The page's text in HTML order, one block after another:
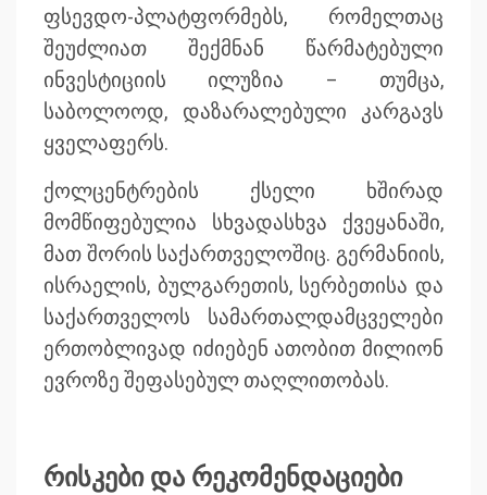
ფსევდო-პლატფორმებს, რომელთაც
შეუძლიათ შექმნან წარმატებული
ინვესტიციის ილუზია – თუმცა,
საბოლოოდ, დაზარალებული კარგავს
ყველაფერს.
ქოლცენტრების ქსელი ხშირად
მომწიფებულია სხვადასხვა ქვეყანაში,
მათ შორის საქართველოშიც. გერმანიის,
ისრაელის, ბულგარეთის, სერბეთისა და
საქართველოს სამართალდამცველები
ერთობლივად იძიებენ ათობით მილიონ
ევროზე შეფასებულ თაღლითობას.
რისკები და რეკომენდაციები